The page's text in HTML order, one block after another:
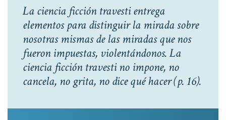
La ciencia ficción travesti entrega
elementos para distinguir la mirada sobre
nosotras mismas de las miradas que nos
fueron impuestas, violentándonos. La
ciencia ficción travesti no impone, no
cancela, no grita, no dice qué hacer(p. 16).